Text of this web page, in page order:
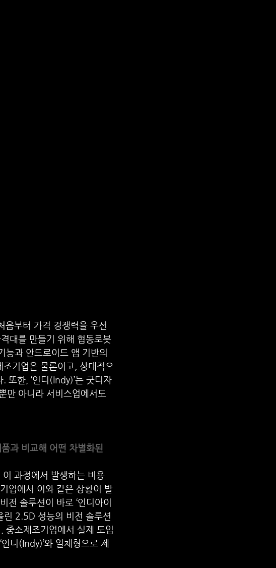
음부터 가격 경쟁력을 우선
대를 만들기 위해 협동로봇
능과 안드로이드 앱 기반의
기업은 물론이고, 상대적으
또한, ‘인디(Indy)’는 굿디자
만 아니라 서비스업에서도
과 비교해 어떤 차별화된
과정에서 발생하는 비용
업에서 이와 같은 상황이 발
전 솔루션이 바로 ‘인디아이
린 2.5D 성능의 비전 솔루션
중소제조기업에서 실제 도입
디(Indy)’와 일체형으로 제